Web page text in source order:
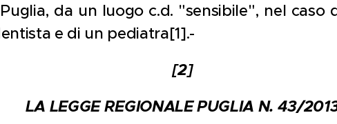
da un luogo c.d. "sensibile", nel caso
e di un pediatra[1].-
[2]
LA LEGGE REGIONALE PUGLIA N. 43/